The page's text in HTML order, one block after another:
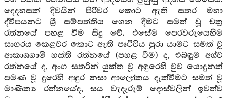
දෙදහසක් දිවයින් පිරිවර කොට ඇති සතර මහා
ද්වීපයනට ශ්‍රී සම්පත්තිය ගෙන දීමට සමත් වූ චක්‍ර
රත්නයේ පහළ වීම සිදු වේ. එසේම පෙරවරුයෙහිම
සාගරය කෙළවර කොට ඇති පෘථිවිය පුරා යාමට සමත් වූ
ආකාශගාමී හස්ති රත්නයේ (පහළ වීම) ද, එබඳුම අශ්ව
රත්නයේ ද, අංග සතරින් යුක්ත වූ අඳුරෙහි වුව යොදුනක්
පමණ වූ දුරෙහි අඳුර නසා ආලෝකය දැක්වීමට සමත් වූ
මාණික්‍ය රත්නයේද, සය වැදෑරුම් දොස්වලින් ඉවත්ව